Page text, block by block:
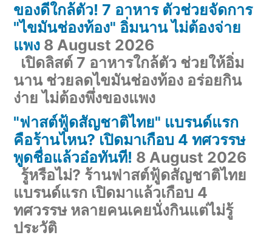
ของดีใกล้ตัว! 7 อาหาร ตัวช่วยจัดการ
"ไขมันช่องท้อง" อิ่มนาน ไม่ต้องจ่าย
แพง 8 August 2026
เปิดลิสต์ 7 อาหารใกล้ตัว ช่วยให้อิ่ม
นาน ช่วยลดไขมันช่องท้อง อร่อยกิน
ง่าย ไม่ต้องพึ่งของแพง
"ฟาสต์ฟู้ดสัญชาติไทย" แบรนด์แรก
คือร้านไหน? เปิดมาเกือบ 4 ทศวรรษ
พูดชื่อแล้วอ๋อทันที! 8 August 2026
รู้หรือไม่? ร้านฟาสต์ฟู้ดสัญชาติไทย
แบรนด์แรก เปิดมาแล้วเกือบ 4
ทศวรรษ หลายคนเคยนั่งกินแต่ไม่รู้
ประวัติ